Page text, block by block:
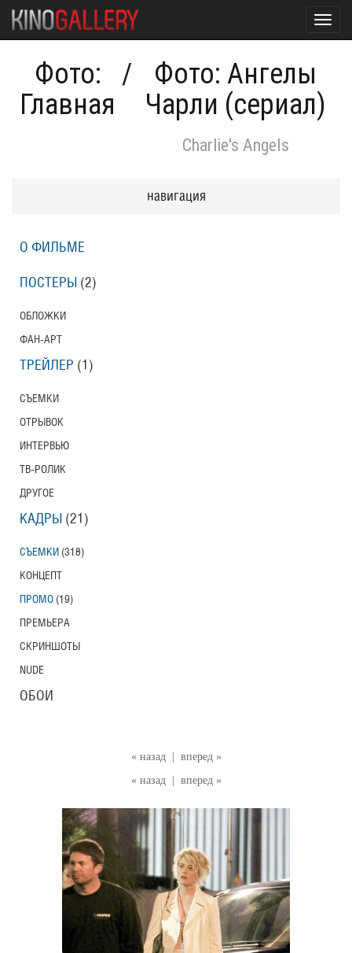
Фото:
Главная
/
Фото: Ангелы
Чарли (сериал)
Charlie's Angels
« назад
вперед »
« назад
вперед »
навигация
О ФИЛЬМЕ
ПОСТЕРЫ (2)
ОБЛОЖКИ
ФАН-АРТ
ТРЕЙЛЕР (1)
СЪЕМКИ
ОТРЫВОК
ИНТЕРВЬЮ
ТВ-РОЛИК
ДРУГОЕ
КАДРЫ (21)
СЪЕМКИ (318)
КОНЦЕПТ
ПРОМО (19)
ПРЕМЬЕРА
СКРИНШОТЫ
NUDE
ОБОИ